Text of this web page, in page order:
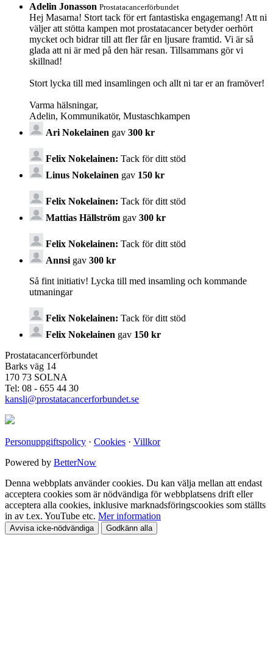
Adelin Jonasson Prostatacancerförbundet
Hej Masarna! Stort tack för ert fantastiska engagemang! Att ni
väljer att stötta kampen mot prostatacancer betyder oerhört
mycket och bidrar till att fler får en ljusare framtid. Vi är så
glada att ni är med på den här resan. Tillsammans gör vi
skillnad!
Stort lycka till med insamlingen och allt ni tar er an framöver!
Varma hälsningar,
Adelin, Kommunikatör, Mustaschkampen
Ari Nokelainen gav 300 kr
Felix Nokelainen: Tack för ditt stöd
Linus Nokelainen gav 150 kr
Felix Nokelainen: Tack för ditt stöd
Mattias Hällström gav 300 kr
Felix Nokelainen: Tack för ditt stöd
Annsi gav 300 kr
Så fint initiativ! Lycka till med insamling och kommande
utmaningar
Felix Nokelainen: Tack för ditt stöd
Felix Nokelainen gav 150 kr
Prostatacancerförbundet
Barks väg 14
170 73 SOLNA
Tel: 08 - 655 44 30
kansli@prostatacancerforbundet.se
Personuppgiftspolicy · Cookies · Villkor
Powered by BetterNow
Denna webbplats använder cookies. Du kan välja mellan att endast
acceptera cookies som är nödvändiga för webbplatsens drift eller
acceptera alla cookies, inklusive marknadsföringscookies som ställts
in av t.ex. YouTube etc. Mer information
Avvisa icke-nödvändiga Godkänn alla